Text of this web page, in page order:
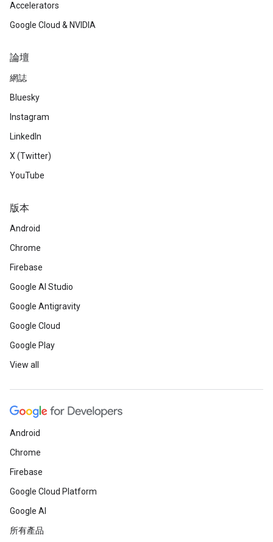
Accelerators
Google Cloud & NVIDIA
論壇
網誌
Bluesky
Instagram
LinkedIn
X (Twitter)
YouTube
版本
Android
Chrome
Firebase
Google AI Studio
Google Antigravity
Google Cloud
Google Play
View all
Android
Chrome
Firebase
Google Cloud Platform
Google AI
所有產品